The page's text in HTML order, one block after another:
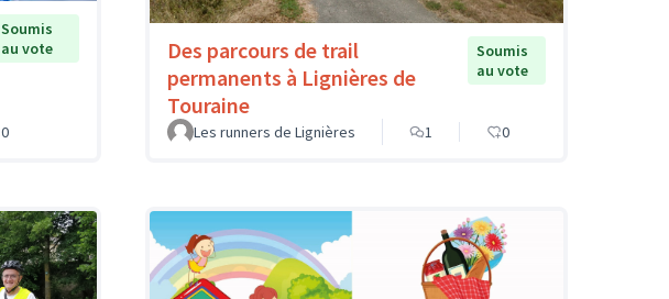
Soumis
au vote
0
Des parcours de trail
permanents à Lignières de
Touraine
Soumis
au vote
Les runners de Lignières 1 0